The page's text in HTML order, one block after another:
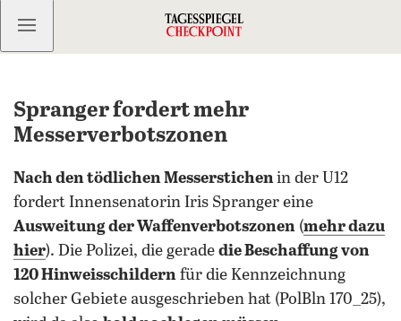
Kostenlos anmelden
Spranger fordert mehr
Messerverbotszonen
Nach den tödlichen Messerstichenin der U12
fordert Innensenatorin Iris Spranger eine
Ausweitung der Waffenverbotszonen (mehr dazu
hier). Die Polizei, die gerade die Beschaffung von
120 Hinweisschildern für die Kennzeichnung
solcher Gebiete ausgeschrieben hat (PolBln 170_25),